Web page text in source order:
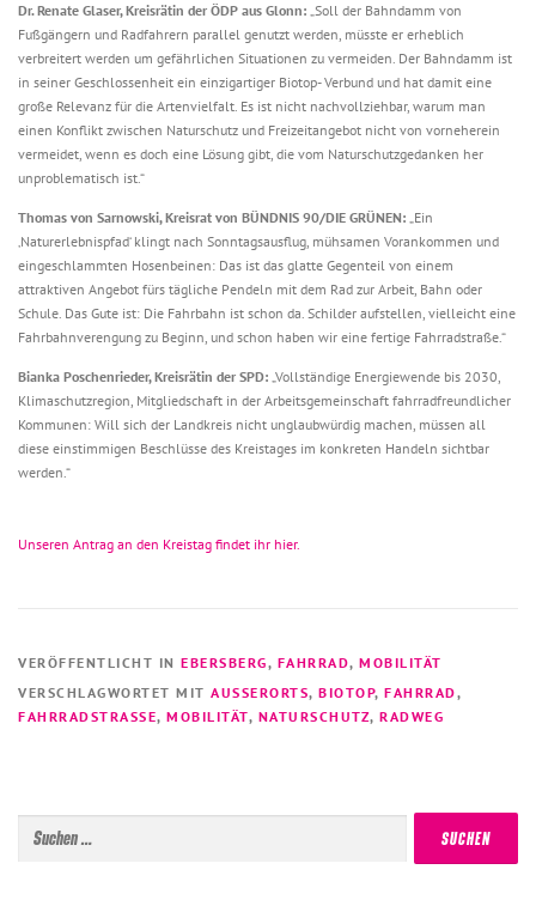
Dr. Renate Glaser, Kreisrätin der ÖDP aus Glonn: „Soll der Bahndamm von
Fußgängern und Radfahrern parallel genutzt werden, müsste er erheblich
verbreitert werden um gefährlichen Situationen zu vermeiden. Der Bahndamm ist
in seiner Geschlossenheit ein einzigartiger Biotop- Verbund und hat damit eine
große Relevanz für die Artenvielfalt. Es ist nicht nachvollziehbar, warum man
einen Konflikt zwischen Naturschutz und Freizeitangebot nicht von vorneherein
vermeidet, wenn es doch eine Lösung gibt, die vom Naturschutzgedanken her
unproblematisch ist.“
Thomas von Sarnowski, Kreisrat von BÜNDNIS 90/DIE GRÜNEN: „Ein
‚Naturerlebnispfad‘ klingt nach Sonntagsausflug, mühsamen Vorankommen und
eingeschlammten Hosenbeinen: Das ist das glatte Gegenteil von einem
attraktiven Angebot fürs tägliche Pendeln mit dem Rad zur Arbeit, Bahn oder
Schule. Das Gute ist: Die Fahrbahn ist schon da. Schilder aufstellen, vielleicht eine
Fahrbahnverengung zu Beginn, und schon haben wir eine fertige Fahrradstraße.“
Bianka Poschenrieder, Kreisrätin der SPD: „Vollständige Energiewende bis 2030,
Klimaschutzregion, Mitgliedschaft in der Arbeitsgemeinschaft fahrradfreundlicher
Kommunen: Will sich der Landkreis nicht unglaubwürdig machen, müssen all
diese einstimmigen Beschlüsse des Kreistages im konkreten Handeln sichtbar
werden.“
Unseren Antrag an den Kreistag findet ihr hier.
VERÖFFENTLICHT IN EBERSBERG, FAHRRAD, MOBILITÄT
VERSCHLAGWORTET MIT AUSSERORTS , BIOTOP, FAHRRAD,
FAHRRADSTRASSE , MOBILITÄT, NATURSCHUTZ, RADWEG
nach: